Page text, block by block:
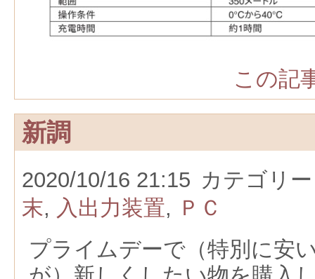
この記
新調
2020/10/16 21:15 カテゴリ
末, 入出力装置, ＰＣ
プライムデーで（特別に安